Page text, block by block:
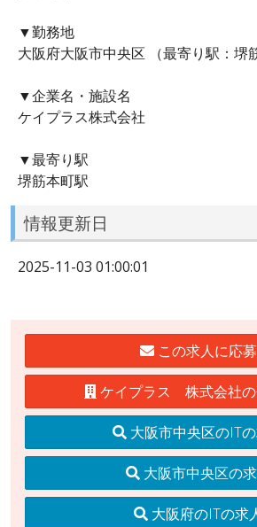
▼勤務地
大阪府大阪市中央区 （最寄り駅：堺
▼企業名・施設名
ケイプラス株式会社
▼最寄り駅
堺筋本町駅
情報更新日
2025-11-03 01:00:01
この求人に応募
ケイプラス 株式会社の
大阪市中央区のIT
大阪市中央区の
大阪府のITの求